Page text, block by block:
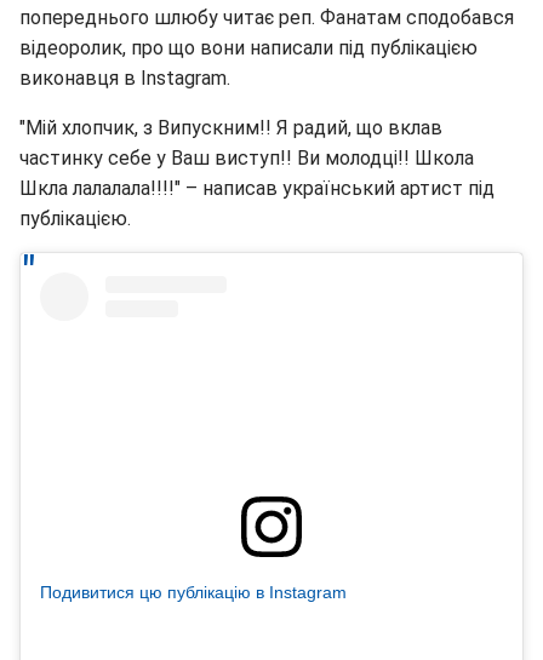
попереднього шлюбу читає реп. Фанатам сподобався
відеоролик, про що вони написали під публікацією
виконавця в Instagram.
"Мій хлопчик, з Випускним!! Я радий, що вклав
частинку себе у Ваш виступ!! Ви молодці!! Школа
Шкла лалалала!!!!" – написав український артист під
публікацією.
Подивитися цю публікацію в Instagram